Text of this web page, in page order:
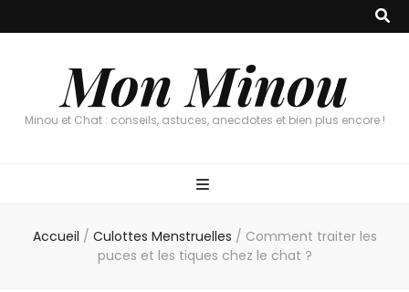
Mon Minou
Minou et Chat : conseils, astuces, anecdotes et bien plus encore !
Accueil / Culottes Menstruelles / Comment traiter les
puces et les tiques chez le chat ?